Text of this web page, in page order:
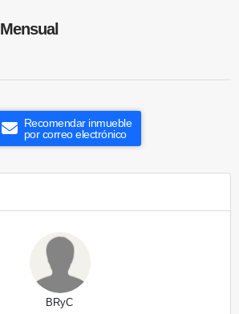
Mensual
Recomendar inmueble
por correo electrónico
BRyC